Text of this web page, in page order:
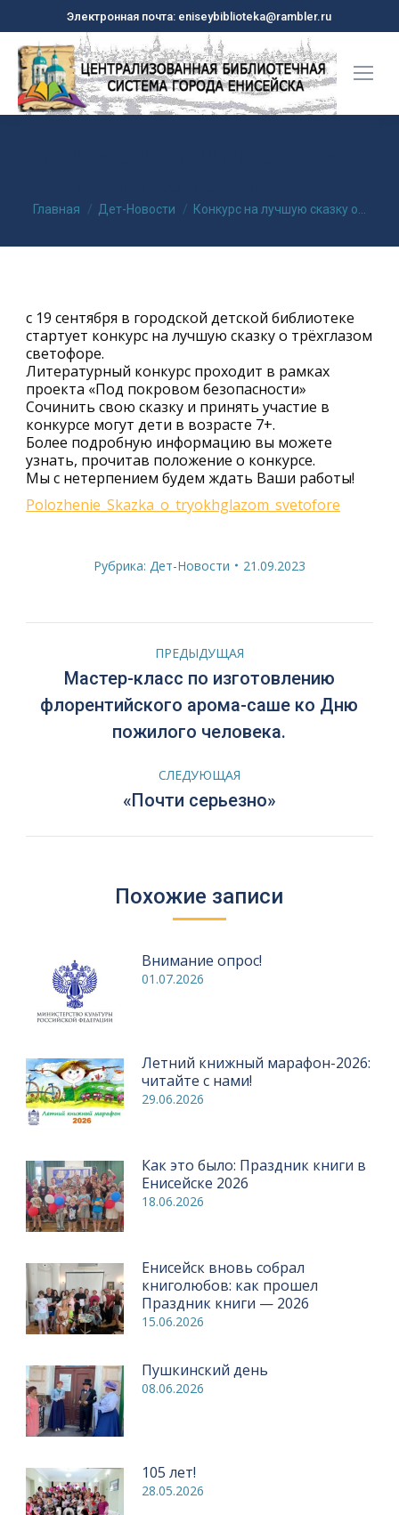
Электронная почта: eniseybiblioteka@rambler.ru
Вы здесь:
Главная Дет-Новости Конкурс на лучшую сказку о…
с 19 сентября в городской детской библиотеке
стартует конкурс на лучшую сказку о трёхглазом
светофоре.
Литературный конкурс проходит в рамках
проекта «Под покровом безопасности»
Сочинить свою сказку и принять участие в
конкурсе могут дети в возрасте 7+.
Более подробную информацию вы можете
узнать, прочитав положение о конкурсе.
Мы с нетерпением будем ждать Ваши работы!
Polozhenie_Skazka_o_tryokhglazom_svetofore
Рубрика: Дет-Новости 21.09.2023
Навигация
записям
ПРЕДЫДУЩАЯ
Предыдущая
запись:
Мастер-класс по изготовлению
флорентийского арома-саше ко Дню
пожилого человека.
СЛЕДУЮЩАЯ
Следующая
запись:
«Почти серьезно»
Похожие записи
Внимание опрос!
01.07.2026
Летний книжный марафон-2026:
читайте с нами!
29.06.2026
Как это было: Праздник книги в
Енисейске 2026
18.06.2026
Енисейск вновь собрал
книголюбов: как прошел
Праздник книги — 2026
15.06.2026
Пушкинский день
08.06.2026
105 лет!
28.05.2026